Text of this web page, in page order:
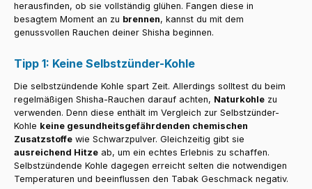
herausfinden, ob sie vollständig glühen. Fangen diese in
besagtem Moment an zu brennen, kannst du mit dem
genussvollen Rauchen deiner Shisha beginnen.
Tipp 1: Keine Selbstzünder-Kohle
Die selbstzündende Kohle spart Zeit. Allerdings solltest du beim
regelmäßigen Shisha-Rauchen darauf achten, Naturkohle zu
verwenden. Denn diese enthält im Vergleich zur Selbstzünder-
Kohle keine gesundheitsgefährdenden chemischen
Zusatzstoffe wie Schwarzpulver. Gleichzeitig gibt sie
ausreichend Hitze ab, um ein echtes Erlebnis zu schaffen.
Selbstzündende Kohle dagegen erreicht selten die notwendigen
Temperaturen und beeinflussen den Tabak Geschmack negativ.